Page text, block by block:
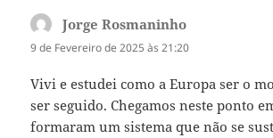
Jorge Rosmaninho
9 de Fevereiro de 2025 às 21:20
Vivi e estudei como a Europa ser o
ser seguido. Chegamos neste ponto
formaram um sistema que não se